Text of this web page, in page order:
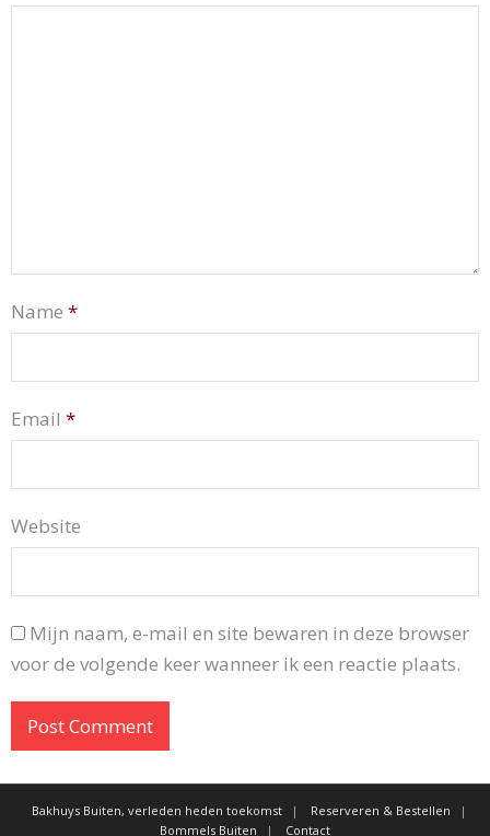
Name *
Email *
Website
Mijn naam, e-mail en site bewaren in deze browser
voor de volgende keer wanneer ik een reactie plaats.
Bakhuys Buiten, verleden heden toekomst
Reserveren & Bestellen
Bommels Buiten
Contact